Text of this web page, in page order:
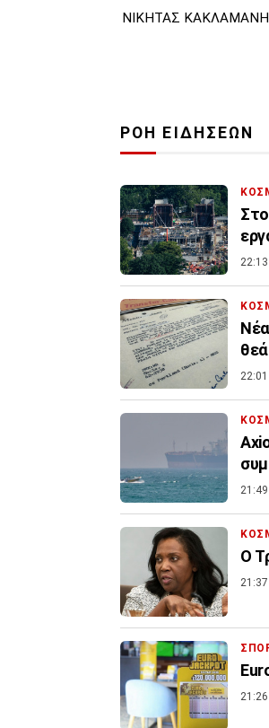
ΝΙΚΗΤΑΣ
ΡΟΗ ΕΙΔΗΣΕΩΝ
22:13
22:01
21:49
Ο
21:37
21:26